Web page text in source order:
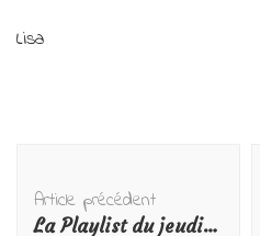
Lisa
d'article
Article précédent
La Playlist du jeudi…